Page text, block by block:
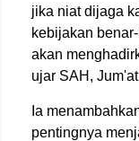
jika niat dijaga
kebijakan
akan
ujar SAH,
Ia
pentingnya